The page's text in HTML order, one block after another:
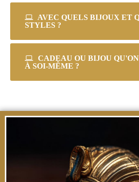
AVEC QUELS BIJOUX ET
STYLES ?
CADEAU OU BIJOU
À SOI-MÊME ?